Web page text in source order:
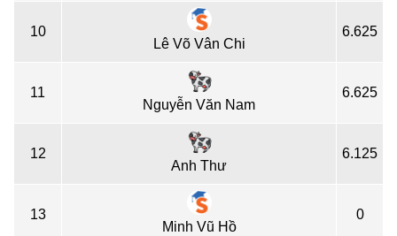
10
Lê Võ Vân Chi
6.625
11
Nguyễn Văn Nam
6.625
12
Anh Thư
6.125
13
Minh Vũ Hồ
0